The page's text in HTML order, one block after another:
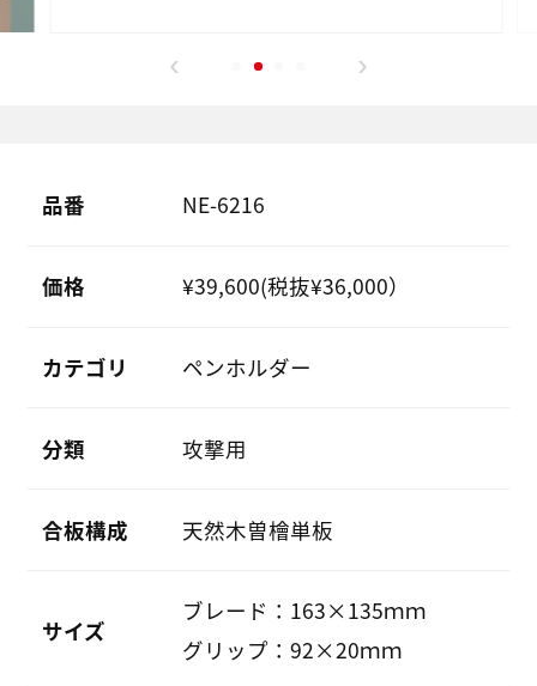
品番 NE-6216
価格 ¥39,600(税抜¥36,000）
カテゴリ ペンホルダー
分類 攻撃用
合板構成 天然木曽檜単板
サイズ
ブレード：163×135ｍｍ
グリップ：92×20ｍｍ